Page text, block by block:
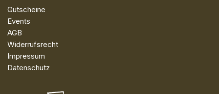
Gutscheine
Events
AGB
Widerrufsrecht
Impressum
Datenschutz